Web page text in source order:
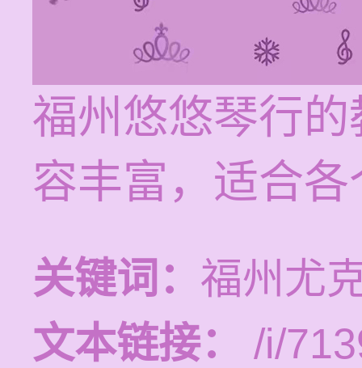
福州悠悠琴行
容丰富，适合
关键词： 福州尤
文本链接：
/i/